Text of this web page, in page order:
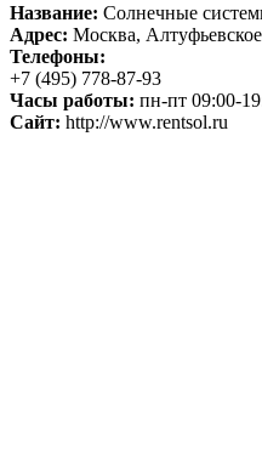
Название: Солнечные
Адрес: Москва,
Телефоны:
+7 (495) 778-87-93
Часы работы: пн-пт 09:00-
Сайт: http://www.rentsol.ru